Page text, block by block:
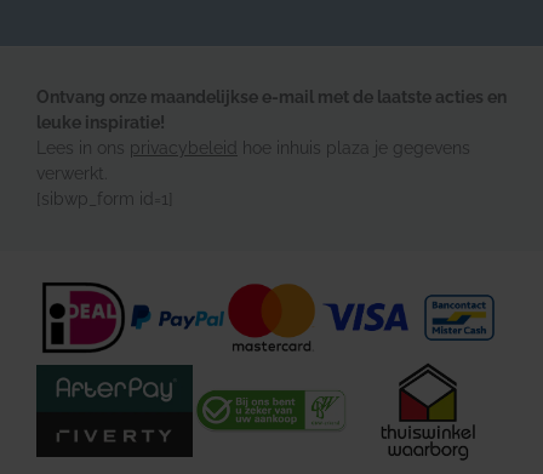
Ontvang onze maandelijkse e-mail met de laatste acties en
leuke inspiratie!
Lees in ons privacybeleid
hoe inhuis plaza je gegevens
verwerkt.
[sibwp_form id=1]